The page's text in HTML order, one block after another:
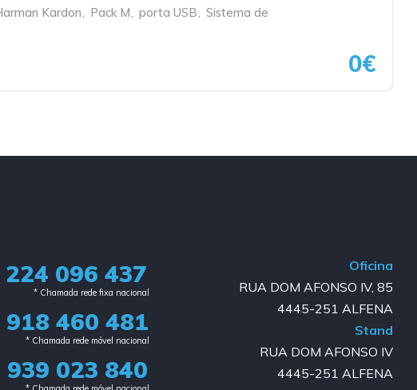
Kardon, Pack M, porta USB, Sistema de
0€
224 096 437
* Chamada rede fixa nacional​
918 460 481
* Chamada rede móvel nacional
939 023 840​
Oficina
RUA DOM AFONSO IV, 85
4445-251 ALFENA
Stand
RUA DOM AFONSO IV
4445-251 ALFENA